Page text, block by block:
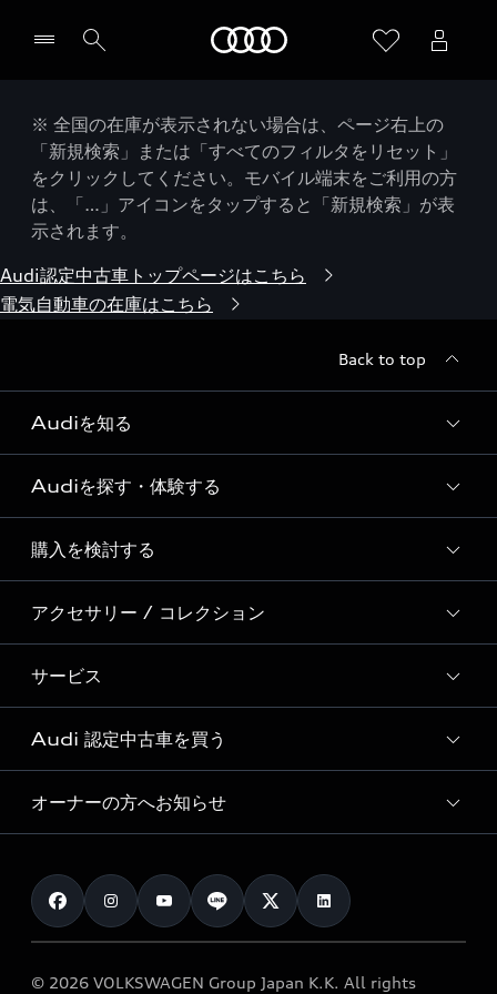
※ 全国の在庫が表示されない場合は、ページ右上の
「新規検索」または「すべてのフィルタをリセット」
をクリックしてください。モバイル端末をご利用の方
は、「…」アイコンをタップすると「新規検索」が表
示されます。
Audi認定中古車トップページはこちら
電気自動車の在庫はこちら
Back to top
Audiを知る
Audi ブランド
Story of Progress
Audi Sport
Formula 1®
デジタルサービス
Audiを探す・体験する
ディーラー検索
新車在庫検索
試乗車・展示車検索
見積り依頼
試乗予約
購入を検討する
モデル一覧
特別仕様モデル / 限定モデル
e-tronラインアップ
価格シミュレーション
車両比較
カタログ一覧
アクセサリー / コレクション
純正アクセサリー
オンラインショップ
Audi collection
アウディナビアプリ
サービス
サービス入庫予約
サービスプログラム
メンテナンス
車検 / 定期点検
e-tronアフターサポート
Audi 認定中古車を買う
Audi認定中古車
クオリティ
保証
メンテナンス
オーナーの方へお知らせ
お知らせ
オーナー様向けキャンペーン
© 2026 VOLKSWAGEN Group Japan K.K. All rights